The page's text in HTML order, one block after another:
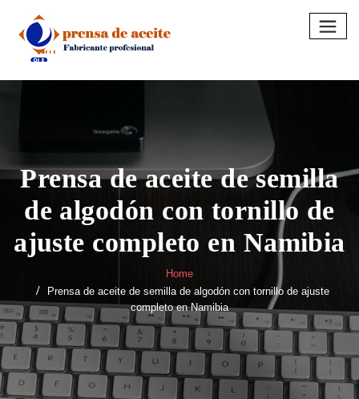
content
Prensa de aceite de semilla
de algodón con tornillo de
ajuste completo en Namibia
Home
Prensa de aceite de semilla de algodón con tornillo de ajuste
completo en Namibia